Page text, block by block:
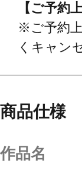
【ご予約
※ご予約
くキャン
商品仕様
作品名